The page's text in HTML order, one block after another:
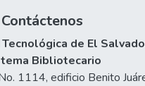
Contáctenos
de El
Bibliotecario
1114, edificio Benito